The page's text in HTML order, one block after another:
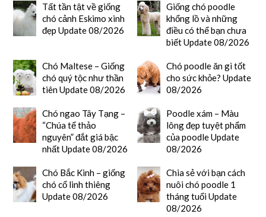
Tất tần tật về giống
chó cảnh Eskimo xinh
đẹp Update 08/2026
Giống chó poodle
khổng lồ và những
điều có thể bạn chưa
biết Update 08/2026
Chó Maltese – Giống
chó quý tộc như thần
tiên Update 08/2026
Chó poodle ăn gì tốt
cho sức khỏe? Update
08/2026
Chó ngao Tây Tạng –
“Chúa tể thảo
nguyên” đắt giá bậc
nhất Update 08/2026
Poodle xám – Màu
lông đẹp tuyệt phẩm
của poodle Update
08/2026
Chó Bắc Kinh – giống
chó cổ linh thiêng
Update 08/2026
Chia sẻ với bạn cách
nuôi chó poodle 1
tháng tuổi Update
08/2026